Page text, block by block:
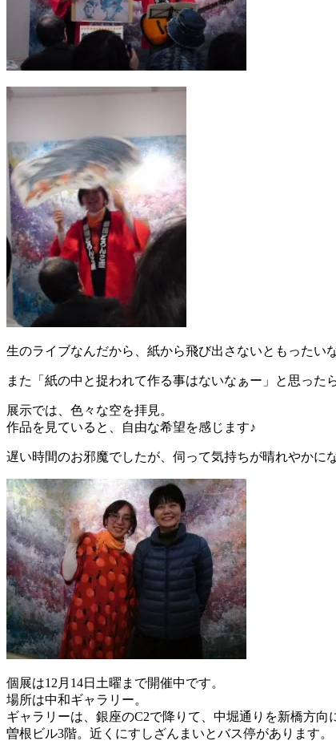
生のライブなんだから、紙から飛び出さないともったい
また「紙の中と捉われて作る事はないなぁー」と思った
展示では、色々な空を拝見。
作品を見ていると、自由な希望を感じます♪
遅い時間のお邪魔でしたが、伺って気持ちが晴れやかに
個展は12月14日土曜まで開催中です。
場所は中和ギャラリー。
ギャラリーは、銀座のC2で降りて、中堀通りを新橋方向
曽根ビル3階。近くにすしざんまいとバス停があります。